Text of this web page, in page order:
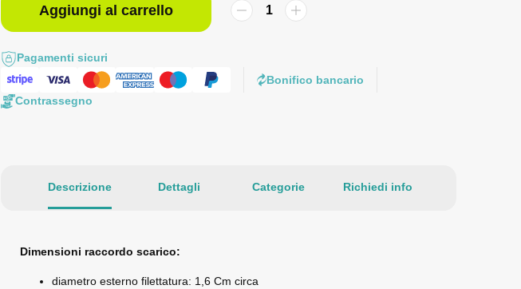
Aggiungi al carrello
Pagamenti sicuri
Bonifico bancario
Contrassegno
Descrizione Dettagli Categorie Richiedi info
Dimensioni raccordo scarico:
diametro esterno filettatura: 1,6 Cm circa